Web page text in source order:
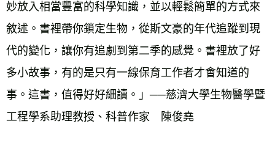
妙放入相當豐富的科學知識，並以輕鬆簡單的方式來
敘述。書裡帶你鎖定生物，從斯文豪的年代追蹤到現
代的變化，讓你有追劇到第二季的感覺。書裡放了好
多小故事，有的是只有一線保育工作者才會知道的
事。這書，值得好好細讀。」──慈濟大學生物醫學暨
工程學系助理教授、科普作家　陳俊堯